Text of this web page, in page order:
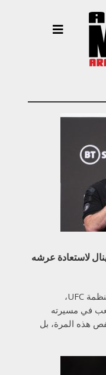
لاستعادة عرشه
يواجه بطل العالم للوزن الثقيل في منظمة UFC،
في مسيرته
هذه المرة، بل